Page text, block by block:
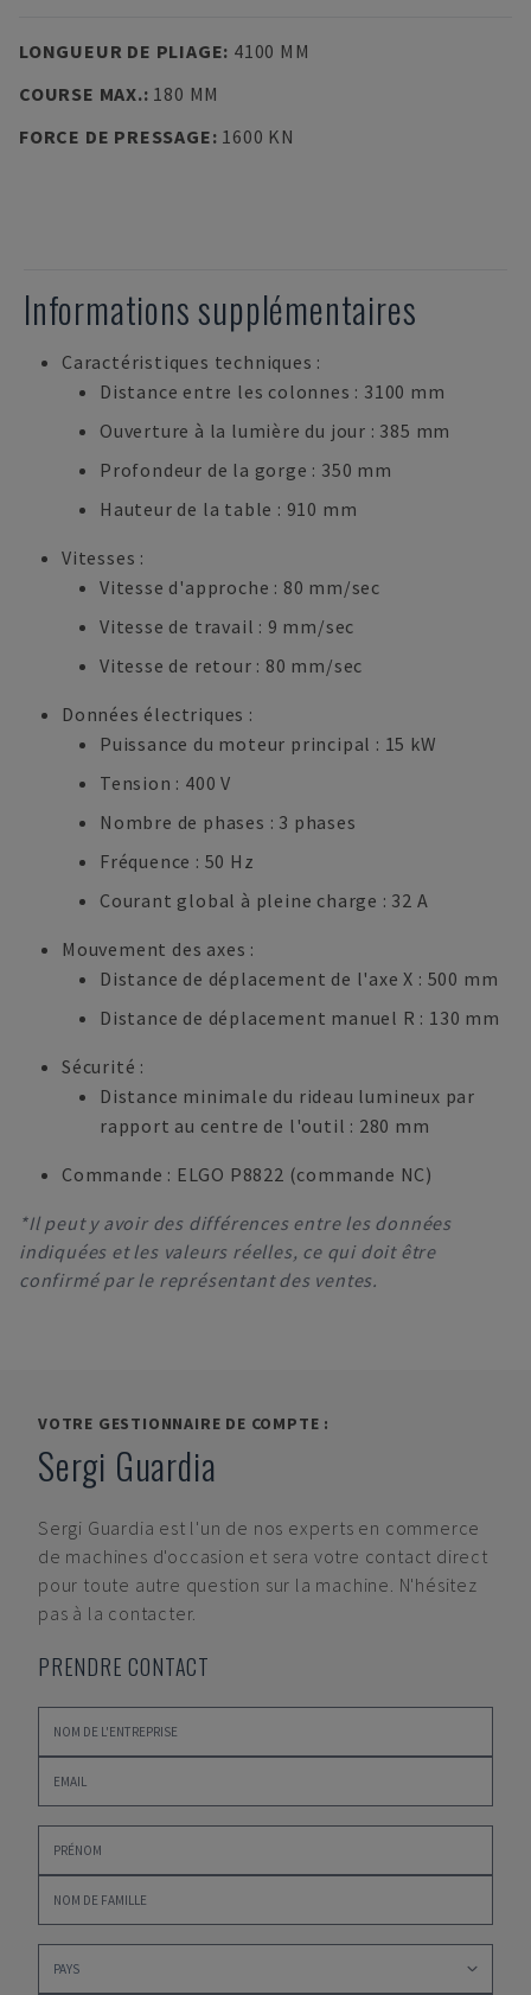
LONGUEUR DE PLIAGE: 4100 MM
COURSE MAX.: 180 MM
FORCE DE PRESSAGE: 1600 KN
Informations supplémentaires
Caractéristiques techniques :
Distance entre les colonnes : 3100 mm
Ouverture à la lumière du jour : 385 mm
Profondeur de la gorge : 350 mm
Hauteur de la table : 910 mm
Vitesses :
Vitesse d'approche : 80 mm/sec
Vitesse de travail : 9 mm/sec
Vitesse de retour : 80 mm/sec
Données électriques :
Puissance du moteur principal : 15 kW
Tension : 400 V
Nombre de phases : 3 phases
Fréquence : 50 Hz
Courant global à pleine charge : 32 A
Mouvement des axes :
Distance de déplacement de l'axe X : 500 mm
Distance de déplacement manuel R : 130 mm
Sécurité :
Distance minimale du rideau lumineux par
rapport au centre de l'outil : 280 mm
Commande : ELGO P8822 (commande NC)
*Il peut y avoir des différences entre les données
indiquées et les valeurs réelles, ce qui doit être
confirmé par le représentant des ventes.
VOTRE GESTIONNAIRE DE COMPTE :
Sergi Guardia
Sergi Guardia est l'un de nos experts en commerce
de machines d'occasion et sera votre contact direct
pour toute autre question sur la machine. N'hésitez
pas à la contacter.
PRENDRE CONTACT